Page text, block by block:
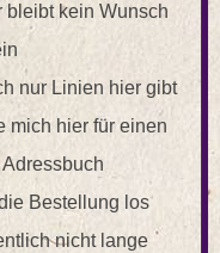
bleibt kein Wunsch
nur Linien hier gibt
mich hier für einen
Bestellung los
nicht lange